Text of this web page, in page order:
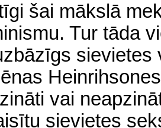
šai mākslā
Tur tāda
sievietes
vai
sievietes